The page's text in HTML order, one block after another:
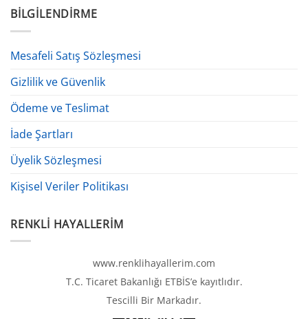
BILGILENDIRME
Mesafeli Satış Sözleşmesi
Gizlilik ve Güvenlik
Ödeme ve Teslimat
İade Şartları
Üyelik Sözleşmesi
Kişisel Veriler Politikası
RENKLI HAYALLERIM
www.renklihayallerim.com
T.C. Ticaret Bakanlığı ETBİS’e kayıtlıdır.
Tescilli Bir Markadır.